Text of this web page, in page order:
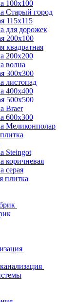
100x100
Старый город
115x115
для дорожек
200х100
квадратная
200х200
волна
300х300
листопад
400х400
500x500
Braer
600х300
Меликонполар
Steingot
коричневая
серая
плитка